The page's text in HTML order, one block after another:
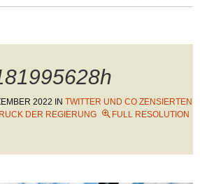
2022 IN TWITTER UND CO ZENSIERTEN
DER REGIERUNG
FULL RESOLUTION